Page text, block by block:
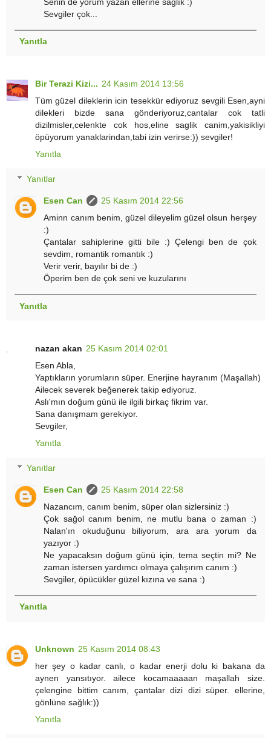
Sevgiler çok...
Yanıtla
Bir Terazi Kizi... 24 Kasım 2014 13:56
Tüm güzel dileklerin icin tesekkür ediyoruz sevgili Esen,ayni
dilekleri bizde sana gönderiyoruz,cantalar cok tatli
dizilmisler,celenkte cok hos,eline saglik canim,yakisikliyi
öpüyorum yanaklarindan,tabi izin verirse:)) sevgiler!
Yanıtla
Yanıtlar
Esen Can
25 Kasım 2014 22:56
Aminn canım benim, güzel dileyelim güzel olsun herşey
:)
Çantalar sahiplerine gitti bile :) Çelengi ben de çok
sevdim, romantik romantık :)
Verir verir, bayılır bi de :)
Öperim ben de çok seni ve kuzularını
Yanıtla
nazan akan 25 Kasım 2014 02:01
Esen Abla,
Yaptıkların yorumların süper. Enerjine hayranım (Maşallah)
Ailecek severek beğenerek takip ediyoruz.
Aslı'mın doğum günü ile ilgili birkaç fikrim var.
Sana danışmam gerekiyor.
Sevgiler,
Yanıtla
Yanıtlar
Esen Can
25 Kasım 2014 22:58
Nazancım, canım benim, süper olan sizlersiniz :)
Çok sağol canım benim, ne mutlu bana o zaman :)
Nalan'ın okuduğunu biliyorum, ara ara yorum da
yazıyor :)
Ne yapacaksın doğum günü için, tema seçtin mi? Ne
zaman istersen yardımcı olmaya çalışırım canım :)
Sevgiler, öpücükler güzel kızına ve sana :)
Yanıtla
Unknown 25 Kasım 2014 08:43
her şey o kadar canlı, o kadar enerji dolu ki bakana da
aynen yansıtıyor. ailece kocamaaaaan maşallah size.
çelengine bittim canım, çantalar dizi dizi süper. ellerine,
gönlüne sağlık:))
Yanıtla